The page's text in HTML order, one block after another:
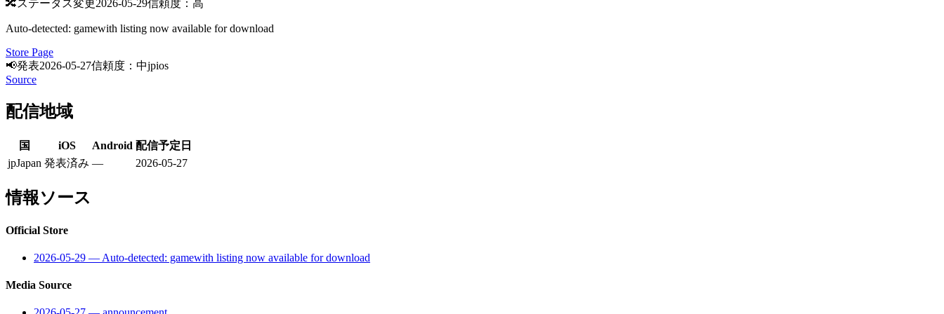
🔀ステータス変更2026-05-29信頼度：高
Auto-detected: gamewith listing now available for download
Store Page
📢発表2026-05-27信頼度：中jpios
Source
配信地域
国 iOS Android 配信予定日
jpJapan 発表済み — 2026-05-27
情報ソース
Official Store
2026-05-29 — Auto-detected: gamewith listing now available for download
Media Source